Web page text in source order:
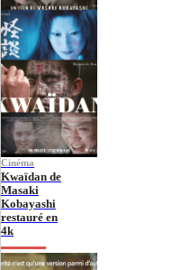
Cinéma
Kwaïdan de
Masaki
Kobayashi
restauré en
4k